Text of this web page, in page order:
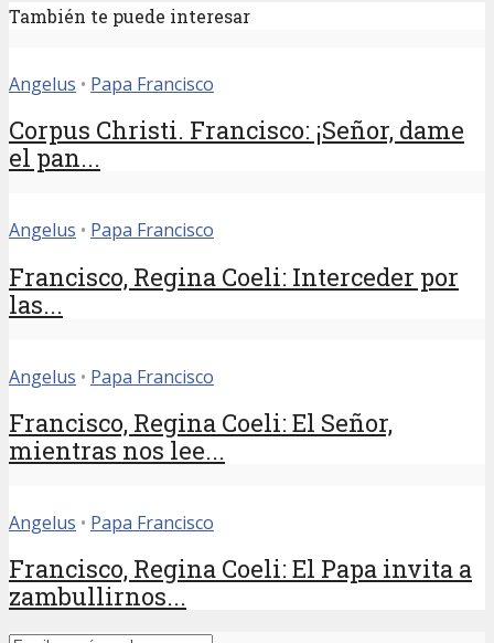
También te puede interesar
Angelus • Papa Francisco
Corpus Christi. Francisco: ¡Señor, dame
el pan...
Angelus • Papa Francisco
Francisco, Regina Coeli: Interceder por
las...
Angelus • Papa Francisco
Francisco, Regina Coeli: El Señor,
mientras nos lee...
Angelus • Papa Francisco
Francisco, Regina Coeli: El Papa invita a
zambullirnos...